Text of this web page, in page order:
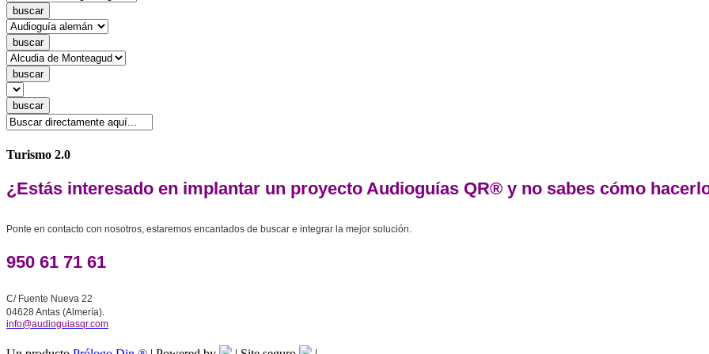
Turismo 2.0
¿Estás interesado en implantar un proyecto Audioguías QR® y no sabes cómo
Ponte en contacto con nosotros, estaremos encantados de buscar e integrar la mejor solución.
950 61 71 61
C/ Fuente Nueva 22
04628 Antas (Almería).
info@audioguiasqr.com